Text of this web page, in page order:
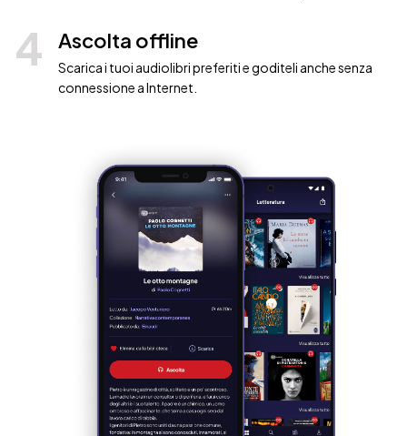
4 Ascolta offline
Scarica i tuoi audiolibri preferiti e goditeli anche senza
connessione a Internet.